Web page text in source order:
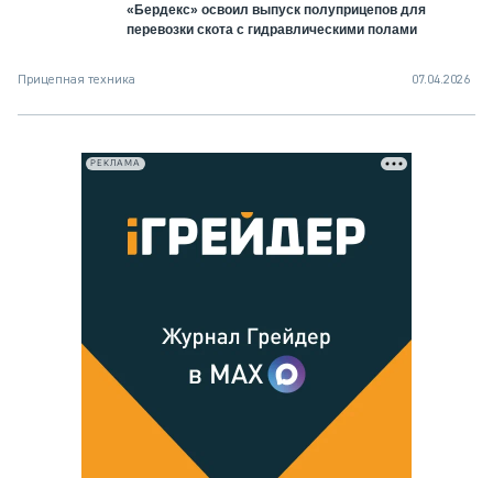
«Бердекс» освоил выпуск полуприцепов для
перевозки скота с гидравлическими полами
Прицепная техника 07.04.2026
РЕКЛАМА